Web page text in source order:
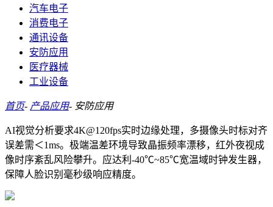
汽车电子
消费电子
通讯设备
安防应用
医疗器械
工业设备
首页- 产品应用- 安防应用
AI视觉分析要求4K@120fps实时边缘处理，多摄像头时标对齐
误差需＜1ms。极端温差环境导致晶振频率漂移，红外夜视成
像时序紊乱风险攀升。应达利-40℃~85℃宽温域时钟发生器，
保障人脸识别毫秒级响应精度。